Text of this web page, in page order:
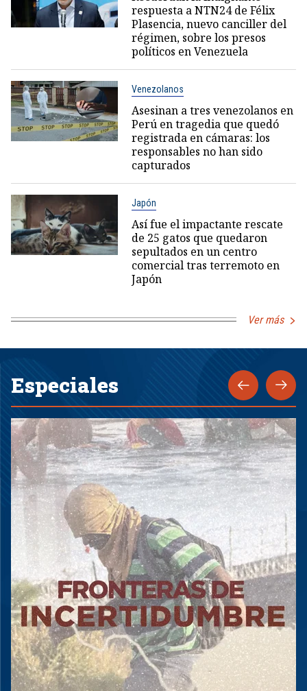
respuesta a NTN24 de Félix
Plasencia, nuevo canciller del
régimen, sobre los presos
políticos en Venezuela
Venezolanos
Asesinan a tres venezolanos en
Perú en tragedia que quedó
registrada en cámaras: los
responsables no han sido
capturados
Japón
Así fue el impactante rescate
de 25 gatos que quedaron
sepultados en un centro
comercial tras terremoto en
Japón
Ver más
Especiales